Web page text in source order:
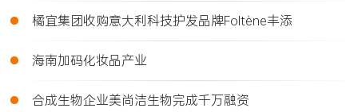
• 橘宜集团收购意大利科技护发品牌Foltène丰添
• 海南加码化妆品产业
• 合成生物企业美尚洁生物完成千万融资